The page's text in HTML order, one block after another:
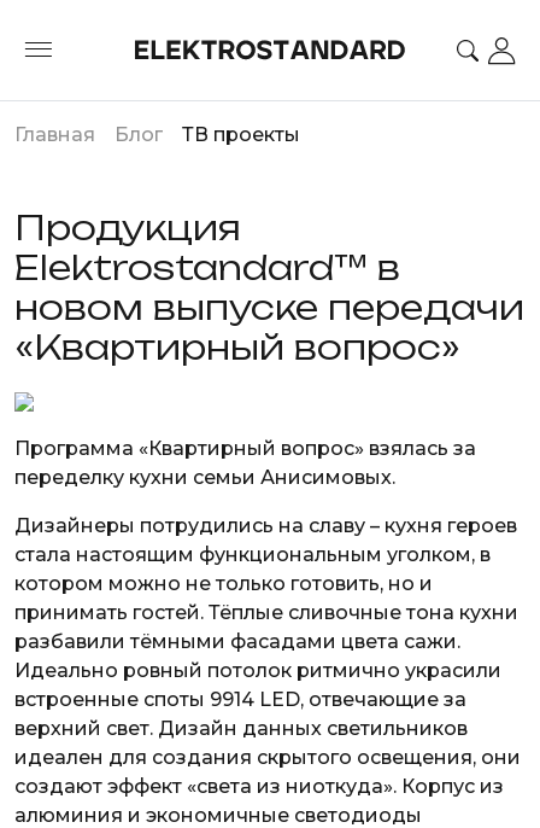
Главная Блог ТВ проекты
Продукция
Elektrostandard™ в
новом выпуске передачи
«Квартирный вопрос»
Программа «Квартирный вопрос» взялась за
переделку кухни семьи Анисимовых.
Дизайнеры потрудились на славу – кухня героев
стала настоящим функциональным уголком, в
котором можно не только готовить, но и
принимать гостей. Тёплые сливочные тона кухни
разбавили тёмными фасадами цвета сажи.
Идеально ровный потолок ритмично украсили
встроенные споты 9914 LED, отвечающие за
верхний свет. Дизайн данных светильников
идеален для создания скрытого освещения, они
создают эффект «света из ниоткуда». Корпус из
алюминия и экономичные светодиоды